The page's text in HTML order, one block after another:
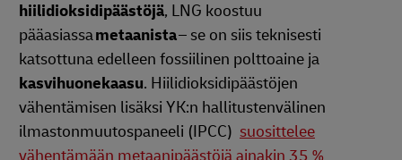
hiilidioksidipäästöjä, LNG koostuu
pääasiassametaanista– se on siis teknisesti
katsottuna edelleen fossiilinen polttoaine ja
kasvihuonekaasu. Hiilidioksidipäästöjen
vähentämisen lisäksi YK:n hallitustenvälinen
ilmastonmuutospaneeli (IPCC) suosittelee